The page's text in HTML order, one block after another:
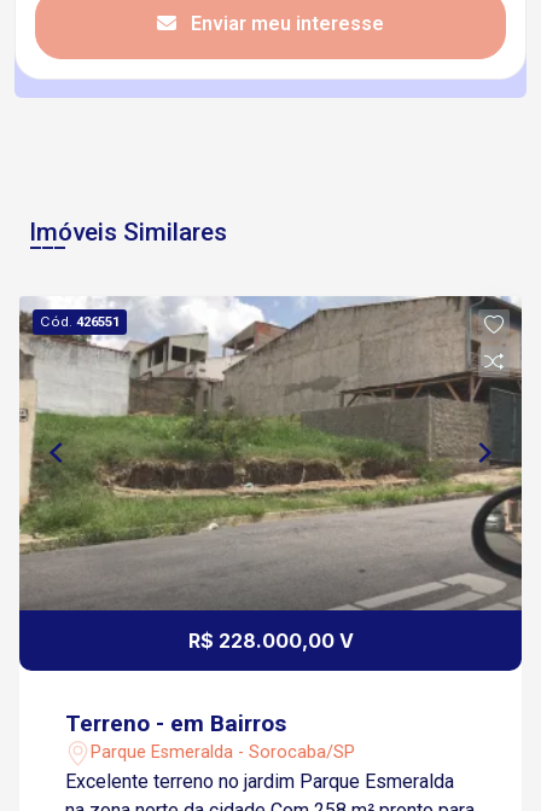
Enviar meu interesse
Imóveis Similares
Cód.426551
R$ 228.000,00 V
Terreno - em Bairros
Parque Esmeralda - Sorocaba/SP
Excelente terreno no jardim Parque Esmeralda